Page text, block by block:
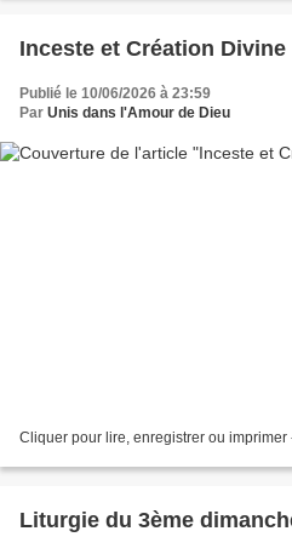
Inceste et Création Divine
Publié le 10/06/2026 à 23:59
Par Unis dans l'Amour de Dieu
Cliquer pour lire, enregistrer ou
Liturgie du 3ème